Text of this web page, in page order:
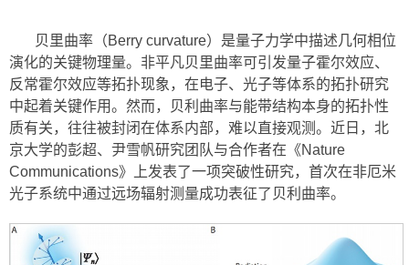
贝里曲率（Berry curvature）是量子力学中描述几何相位
演化的关键物理量。非平凡贝里曲率可引发量子霍尔效应、
反常霍尔效应等拓扑现象，在电子、光子等体系的拓扑研究
中起着关键作用。然而，贝利曲率与能带结构本身的拓扑性
质有关，往往被封闭在体系内部，难以直接观测。近日，北
京大学的彭超、尹雪帆研究团队与合作者在《Nature
Communications》上发表了一项突破性研究，首次在非厄米
光子系统中通过远场辐射测量成功表征了贝利曲率。